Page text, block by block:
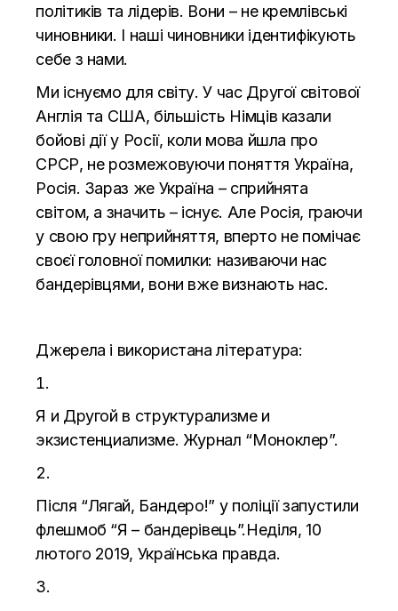
політиків та лідерів. Вони – не кремлівські
чиновники. І наші чиновники ідентифікують
себе з нами.
Ми існуємо для світу. У час Другої світової
Англія та США, більшість Німців казали
бойові дії у Росії, коли мова йшла про
СРСР, не розмежовуючи поняття Україна,
Росія. Зараз же Україна – сприйнята
світом, а значить – існує. Але Росія, граючи
у свою гру неприйняття, вперто не помічає
своєї головної помилки: називаючи нас
бандерівцями, вони вже визнають нас.
Джерела і використана література:
Я и Другой в структурализме и
экзистенциализме. Журнал “Моноклер”.
Після “Лягай, Бандеро!” у поліції запустили
флешмоб “Я – бандерівець”.Неділя, 10
лютого 2019, Українська правда.